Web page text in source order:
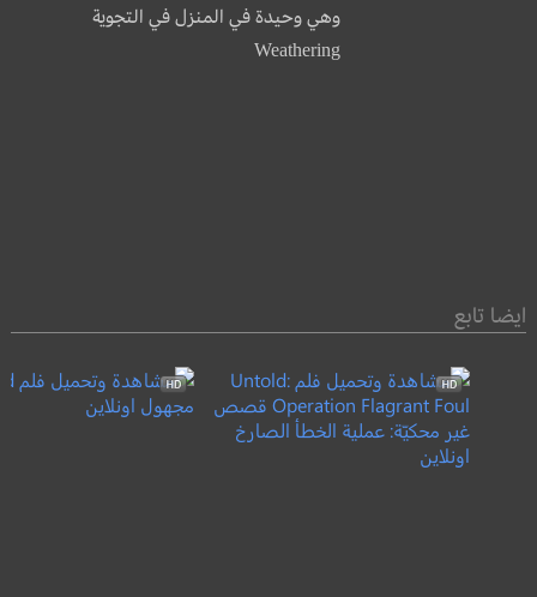
وهي وحيدة في المنزل في التجوية
Weathering
ايضا تابع